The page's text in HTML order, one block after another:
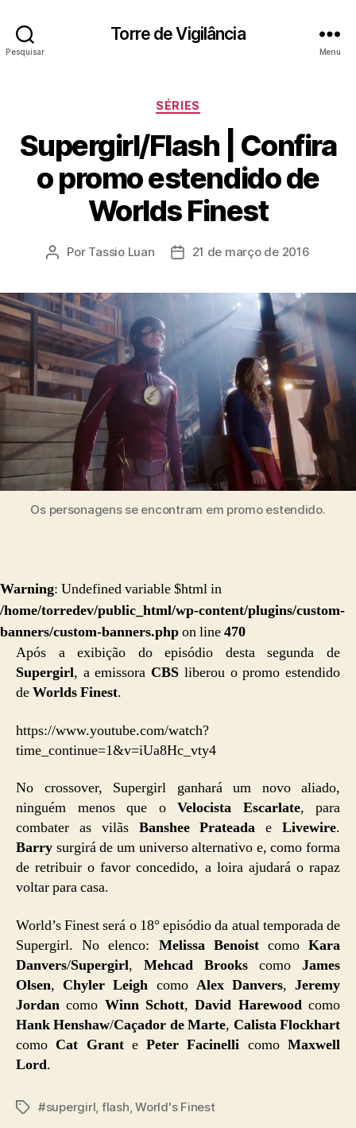
Pesquisar
Torre de Vigilância
Menu
Categorias
SÉRIES
Supergirl/Flash | Confira
o promo estendido de
Worlds Finest
Autor
Por Tassio Luan
Data21 de março de 2016
Os personagens se encontram em promo estendido.
Warning: Undefined variable $html in
/home/torredev/public_html/wp-content/plugins/custom-
banners/custom-banners.phpon line470
Após a exibição do episódio desta segunda de
Supergirl, a emissora CBS liberou o promo estendido
deWorlds Finest.
https://www.youtube.com/watch?
time_continue=1&v=iUa8Hc_vty4
No crossover, Supergirl ganhará um novo aliado,
ninguém menos que o Velocista Escarlate, para
combater as vilãs Banshee Prateada eLivewire.
Barry surgirá de um universo alternativo e, como forma
de retribuir o favor concedido, a loira ajudará o rapaz
voltar para casa.
World’s Finest será o 18° episódio da atual temporada de
Supergirl. No elenco: Melissa BenoistcomoKara
Danvers/Supergirl, Mehcad Brooks como James
Olsen, Chyler Leigh como Alex Danvers,Jeremy
Jordan como Winn Schott,David Harewoodcomo
Hank Henshaw/Caçador de Marte, Calista Flockhart
como Cat GrantePeter Facinelli comoMaxwell
Lord.
Tags#supergirl flash ,World's Finest